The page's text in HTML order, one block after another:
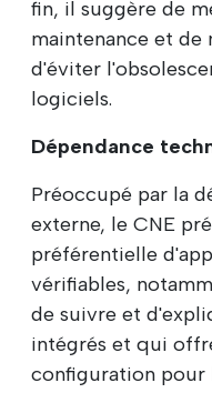
fin, il suggère de
maintenance et de
d'éviter
logiciels.
Dépendance
Préoccupé par la
externe, le CNE
préférentielle
vérifiables,
de suivre et
intégrés et qui
configuration pour